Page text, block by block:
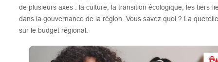
de plusieurs axes : la culture, la transition écologique, les tiers-
dans la gouvernance de la région. Vous savez quoi ? La
sur le budget régional.